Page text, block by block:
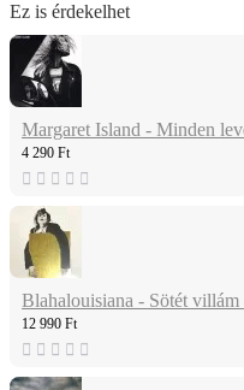
Ez is érdekelhet
Margaret Island - Minden
4 290 Ft
Blahalouisiana - Sötét
12 990 Ft